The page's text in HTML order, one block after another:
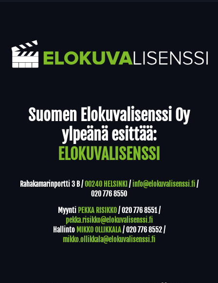
Suomen Elokuvalisenssi Oy
ylpeänä esittää:
ELOKUVALISENSSI
Rahakamarinportti 3 B /00240 HELSINKI / info@elokuvalisenssi.fi/
020 776 8550
Myynti PEKKA RISIKKO/020 776 8551/
pekka.risikko@elokuvalisenssi.fi
Hallinto MIKKO OLLIKKALA/020 776 8552/
mikko.ollikkala@elokuvalisenssi.fi